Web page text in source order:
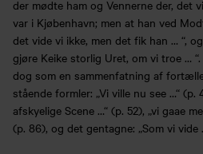
der mødte ham og Vennerne der, det
var i Kjøbenhavn; men at han ved
det vide vi ikke, men det fik han … “,
gjøre Keike storlig Uret, om vi troe …
dog som en sammenfatning af
stående formler: „Vi ville nu see …“ (p.
afskyelige Scene …“ (p. 52), „vi gaae
(p. 86), og det gentagne: „Som vi vide